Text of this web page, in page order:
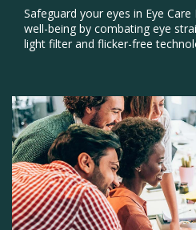
Dive into an immersive movie
with Ultra-Clear mode,
details to produce clearer